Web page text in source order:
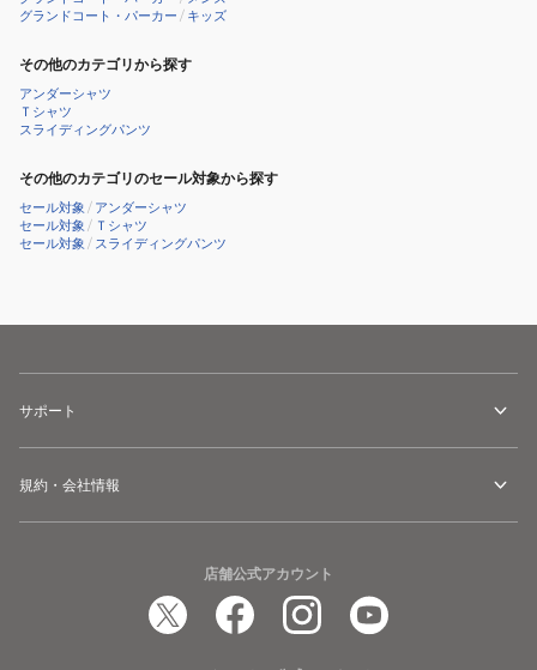
グランドコート・パーカー / キッズ
その他のカテゴリから探す
アンダーシャツ
Ｔシャツ
スライディングパンツ
その他のカテゴリのセール対象から探す
セール対象 / アンダーシャツ
セール対象 / Ｔシャツ
セール対象 / スライディングパンツ
サポート
規約・会社情報
店舗公式アカウント